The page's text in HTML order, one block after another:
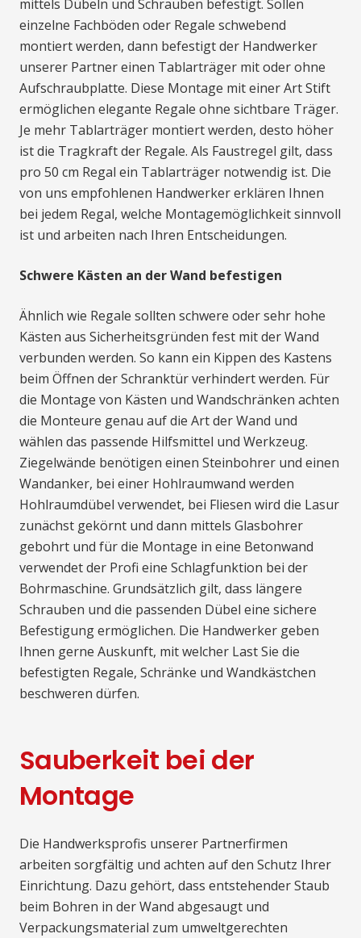
mittels Dübeln und Schrauben befestigt. Sollen
einzelne Fachböden oder Regale schwebend
montiert werden, dann befestigt der Handwerker
unserer Partner einen Tablarträger mit oder ohne
Aufschraubplatte. Diese Montage mit einer Art Stift
ermöglichen elegante Regale ohne sichtbare Träger.
Je mehr Tablarträger montiert werden, desto höher
ist die Tragkraft der Regale. Als Faustregel gilt, dass
pro 50 cm Regal ein Tablarträger notwendig ist. Die
von uns empfohlenen Handwerker erklären Ihnen
bei jedem Regal, welche Montagemöglichkeit sinnvoll
ist und arbeiten nach Ihren Entscheidungen.
Schwere Kästen an der Wand befestigen
Ähnlich wie Regale sollten schwere oder sehr hohe
Kästen aus Sicherheitsgründen fest mit der Wand
verbunden werden. So kann ein Kippen des Kastens
beim Öffnen der Schranktür verhindert werden. Für
die Montage von Kästen und Wandschränken achten
die Monteure genau auf die Art der Wand und
wählen das passende Hilfsmittel und Werkzeug.
Ziegelwände benötigen einen Steinbohrer und einen
Wandanker, bei einer Hohlraumwand werden
Hohlraumdübel verwendet, bei Fliesen wird die Lasur
zunächst gekörnt und dann mittels Glasbohrer
gebohrt und für die Montage in eine Betonwand
verwendet der Profi eine Schlagfunktion bei der
Bohrmaschine. Grundsätzlich gilt, dass längere
Schrauben und die passenden Dübel eine sichere
Befestigung ermöglichen. Die Handwerker geben
Ihnen gerne Auskunft, mit welcher Last Sie die
befestigten Regale, Schränke und Wandkästchen
beschweren dürfen.
Sauberkeit bei der
Montage
Die Handwerksprofis unserer Partnerfirmen
arbeiten sorgfältig und achten auf den Schutz Ihrer
Einrichtung. Dazu gehört, dass entstehender Staub
beim Bohren in der Wand abgesaugt und
Verpackungsmaterial zum umweltgerechten